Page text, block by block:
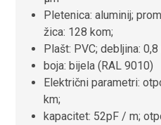
Pletenica: aluminij;
žica: 128 kom;
Plašt: PVC; debljina:
boja: bijela (RAL 9010)
Električni parametri:
km;
kapacitet: 52pF / m;